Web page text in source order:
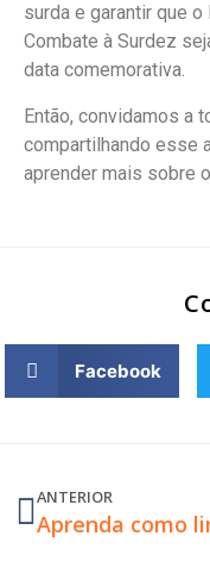
surda e garantir que
Combate à Surdez
data comemorativa.
Então, convidamos a
compartilhando esse
aprender mais sobre
Facebook
ANTERIOR